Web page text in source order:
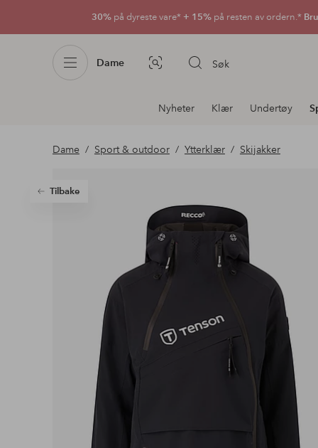
30% på dyreste vare* + 15%på resten av ordern.*
Dame Bildesøk Søk
Avdelingsnavigering
Nyheter Klær Undertøy
Dame Sport & outdoor Ytterklær Skijakker
Tilbake